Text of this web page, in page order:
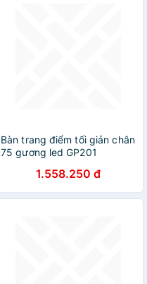
Bàn trang điểm tối giản chân
75 gương led GP201
1.558.250 đ